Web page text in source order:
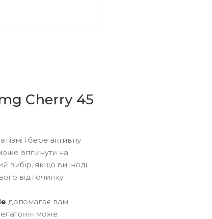
Cherry 45
і бере активну
вплинути на
вибір, якщо ви іноді
відпочинку.
допомагає вам
може